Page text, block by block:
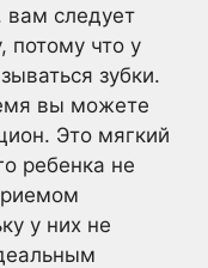
вам следует
потому что у
зубки.
вы можете
Это мягкий
ребенка не
у них не